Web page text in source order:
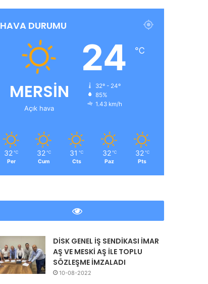
HAVA DURUMU
MERSİN
Açık hava
24 ℃
32º - 24º
85%
1.43 km/h
32 ℃
Per
32 ℃
Cum
31 ℃
Cts
32 ℃
Paz
32 ℃
Pts
DİSK GENEL İŞ SENDİKASI İMAR
AŞ VE MESKİ AŞ İLE TOPLU
SÖZLEŞME İMZALADI
10-08-2022